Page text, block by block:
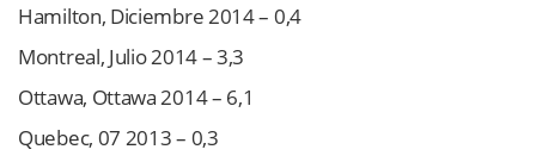
Hamilton, Diciembre 2014 – 0,4
Montreal, Julio 2014 – 3,3
Ottawa, Ottawa 2014 – 6,1
Quebec, 07 2013 – 0,3